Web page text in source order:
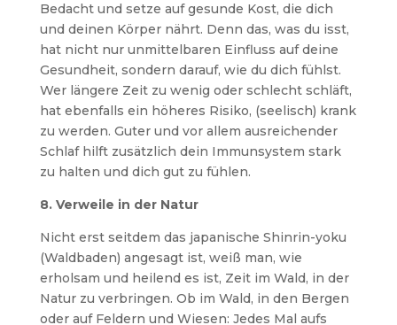
Bedacht und setze auf gesunde Kost, die dich
und deinen Körper nährt. Denn das, was du isst,
hat nicht nur unmittelbaren Einfluss auf deine
Gesundheit, sondern darauf, wie du dich fühlst.
Wer längere Zeit zu wenig oder schlecht schläft,
hat ebenfalls ein höheres Risiko, (seelisch) krank
zu werden. Guter und vor allem ausreichender
Schlaf hilft zusätzlich dein Immunsystem stark
zu halten und dich gut zu fühlen.
8. Verweile in der Natur
Nicht erst seitdem das japanische Shinrin-yoku
(Waldbaden) angesagt ist, weiß man, wie
erholsam und heilend es ist, Zeit im Wald, in der
Natur zu verbringen. Ob im Wald, in den Bergen
oder auf Feldern und Wiesen: Jedes Mal aufs